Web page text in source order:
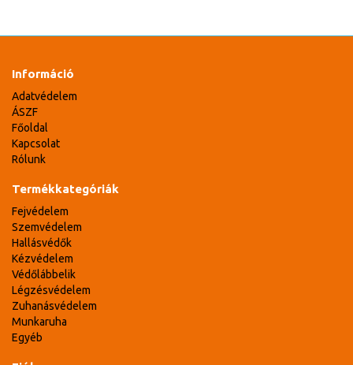
Információ
Adatvédelem
ÁSZF
Főoldal
Kapcsolat
Rólunk
Termékkategóriák
Fejvédelem
Szemvédelem
Hallásvédők
Kézvédelem
Védőlábbelik
Légzésvédelem
Zuhanásvédelem
Munkaruha
Egyéb